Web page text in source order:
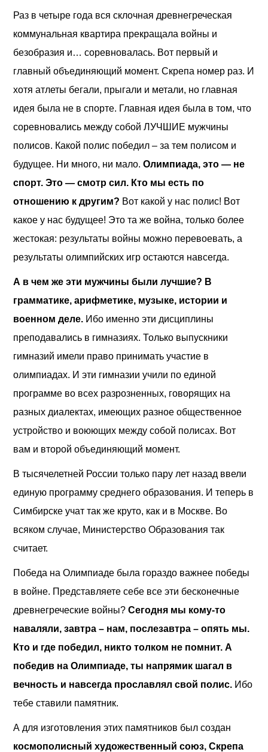
Раз в четыре года вся склочная древнегреческая
коммунальная квартира прекращала войны и
безобразия и… соревновалась. Вот первый и
главный объединяющий момент. Скрепа номер раз. И
хотя атлеты бегали, прыгали и метали, но главная
идея была не в спорте. Главная идея была в том, что
соревновались между собой ЛУЧШИЕ мужчины
полисов. Какой полис победил – за тем полисом и
будущее. Ни много, ни мало.Олимпиада, это — не
спорт. Это — смотр сил. Кто мы есть по
отношению к другим? Вот какой у нас полис! Вот
какое у нас будущее! Это та же война, только более
жестокая: результаты войны можно перевоевать, а
результаты олимпийских игр остаются навсегда.
А в чем же эти мужчины были лучшие? В
грамматике, арифметике, музыке, истории и
военном деле. Ибо именно эти дисциплины
преподавались в гимназиях. Только выпускники
гимназий имели право принимать участие в
олимпиадах. И эти гимназии учили по единой
программе во всех разрозненных, говорящих на
разных диалектах, имеющих разное общественное
устройство и воюющих между собой полисах. Вот
вам и второй объединяющий момент.
В тысячелетней России только пару лет назад ввели
единую программу среднего образования. И теперь в
Симбирске учат так же круто, как и в Москве. Во
всяком случае, Министерство Образования так
считает.
Победа на Олимпиаде была гораздо важнее победы
в войне. Представляете себе все эти бесконечные
древнегреческие войны? Сегодня мы кому-то
наваляли, завтра – нам, послезавтра – опять мы.
Кто и где победил, никто толком не помнит. А
победив на Олимпиаде, ты напрямик шагал в
вечность и навсегда прославлял свой полис. Ибо
тебе ставили памятник.
А для изготовления этих памятников был создан
космополисный художественный союз, Скрепа